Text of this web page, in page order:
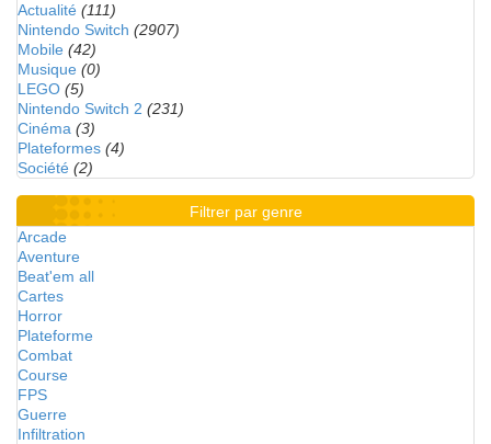
Actualité (111)
Nintendo Switch (2907)
Mobile (42)
Musique (0)
LEGO (5)
Nintendo Switch 2 (231)
Cinéma (3)
Plateformes (4)
Société (2)
Filtrer par genre
Arcade
Aventure
Beat'em all
Cartes
Horror
Plateforme
Combat
Course
FPS
Guerre
Infiltration